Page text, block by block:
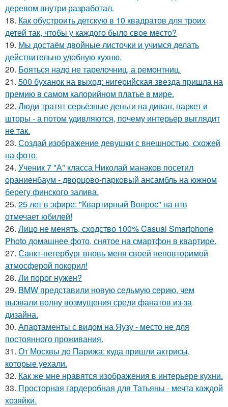
деревом внутри разработал.
18. Как обустроить детскую в 10 квадратов для троих
детей так, чтобы у каждого было свое место?
19. Мы достаём двойные листочки и учимся делать
действительно удобную кухню.
20. Бояться надо не тарелочниц, а ремонтниц.
21. 500 буханок на выход: нигерийская звезда пришла на
премию в самом калорийном платье в мире.
22. Люди тратят серьёзные деньги на диван, паркет и
шторы - а потом удивляются, почему интерьер выглядит
не так.
23. Создай изображение девушки с внешностью, схожей
на фото.
24. Ученик 7 "А" класса Николай манаков посетил
ораниенбаум - дворцово-парковый ансамбль на южном
берегу финского залива.
25. 25 лет в эфире: "Квартирный Вопрос" на нтв
отмечает юбилей!
26. Лицо не менять, сходство 100% Casual Smartphone
Photo домашнее фото, снятое на смартфон в квартире.
27. Санкт-петербург вновь меня своей неповторимой
атмосферой покорил!
28. Ли порог нужен?
29. BMW представили новую седьмую серию, чем
вызвали волну возмущения среди фанатов из-за
дизайна.
30. Апартаменты с видом на Яузу - место не для
постоянного проживания.
31. От Москвы до Парижа: куда пришли актрисы,
которые уехали.
32. Как же мне нравятся изображения в интерьере кухни.
33. Просторная гардеробная для Татьяны - мечта каждой
хозяйки.